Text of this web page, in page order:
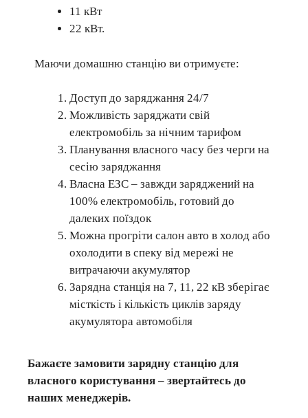
11 кВт
22 кВт.
Маючи домашню станцію ви отримуєте:
Доступ до заряджання 24/7
Можливість заряджати свій
електромобіль за нічним тарифом
Планування власного часу без черги на
сесію заряджання
Власна ЕЗС – завжди заряджений на
100% електромобіль, готовий до
далеких поїздок
Можна прогріти салон авто в холод або
охолодити в спеку від мережі не
витрачаючи акумулятор
Зарядна станція на 7, 11, 22 кВ зберігає
місткість і кількість циклів заряду
акумулятора автомобіля
Бажаєте замовити зарядну станцію для
власного користування – звертайтесь до
наших менеджерів.